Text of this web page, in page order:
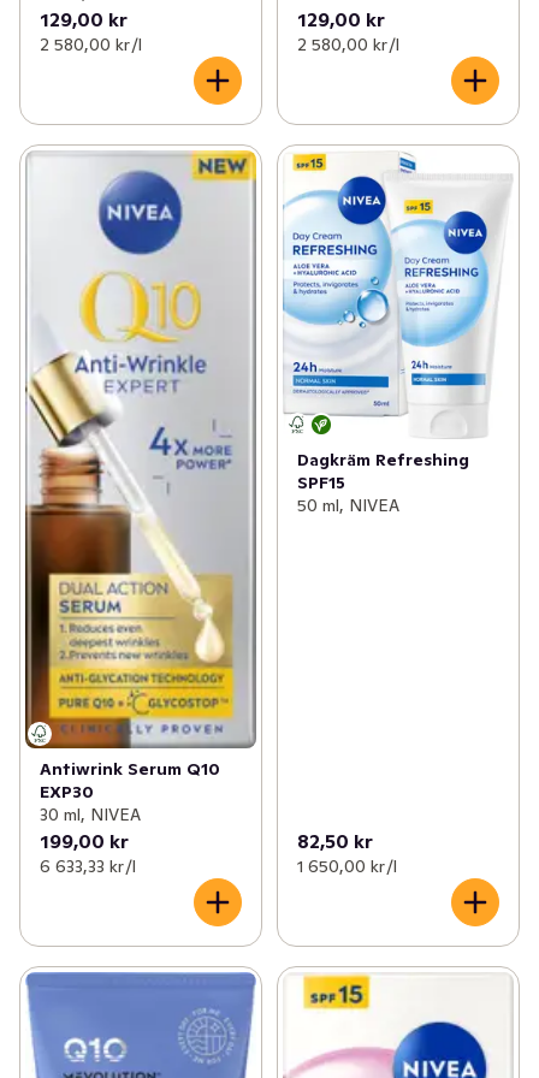
129,00 kr
2 580,00 kr /l
129,00 kr
2 580,00 kr /l
Antiwrink Serum Q10
EXP30
30 ml, NIVEA
199,00 kr
6 633,33 kr /l
Dagkräm Refreshing
SPF15
50 ml, NIVEA
82,50 kr
1 650,00 kr /l